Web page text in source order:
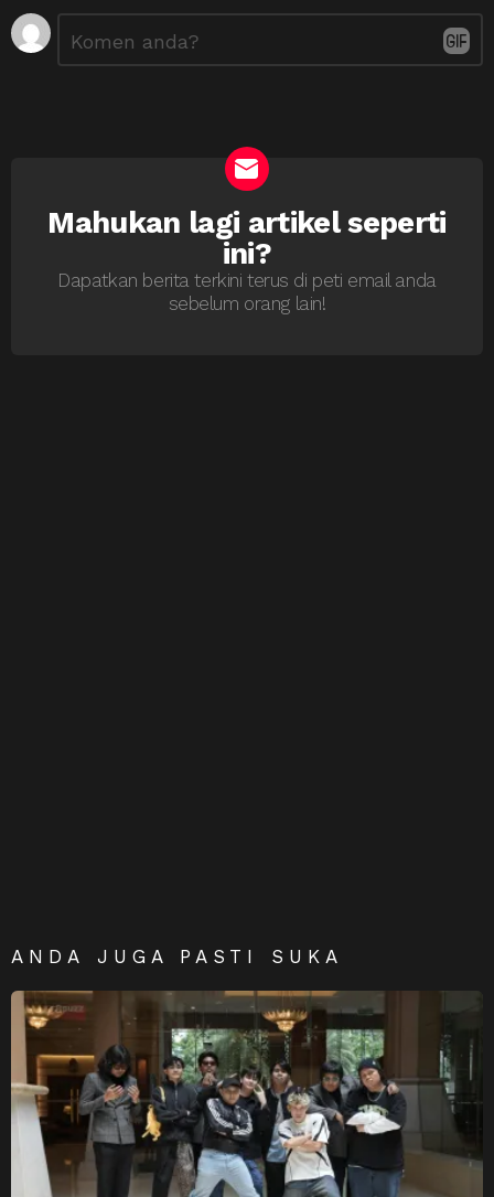
Tinggalkan
Balasan
NEWSLETTER
Mahukan lagi artikel seperti
ini?
Dapatkan berita terkini terus di peti email anda
sebelum orang lain!
ANDA JUGA PASTI SUKA